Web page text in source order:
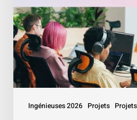
Ingénieuses 2026 Projets
Inclusion
»
–
Isep